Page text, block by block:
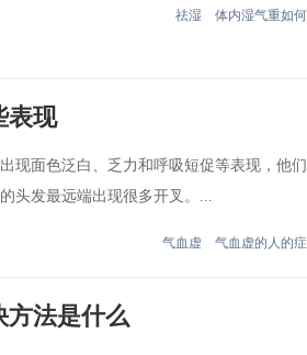
祛湿 体内湿气重如何
表现
现面色泛白、乏力和呼吸短促等表现，他
头发最远端出现很多开叉。...
气血虚 气血虚的人的症
方法是什么